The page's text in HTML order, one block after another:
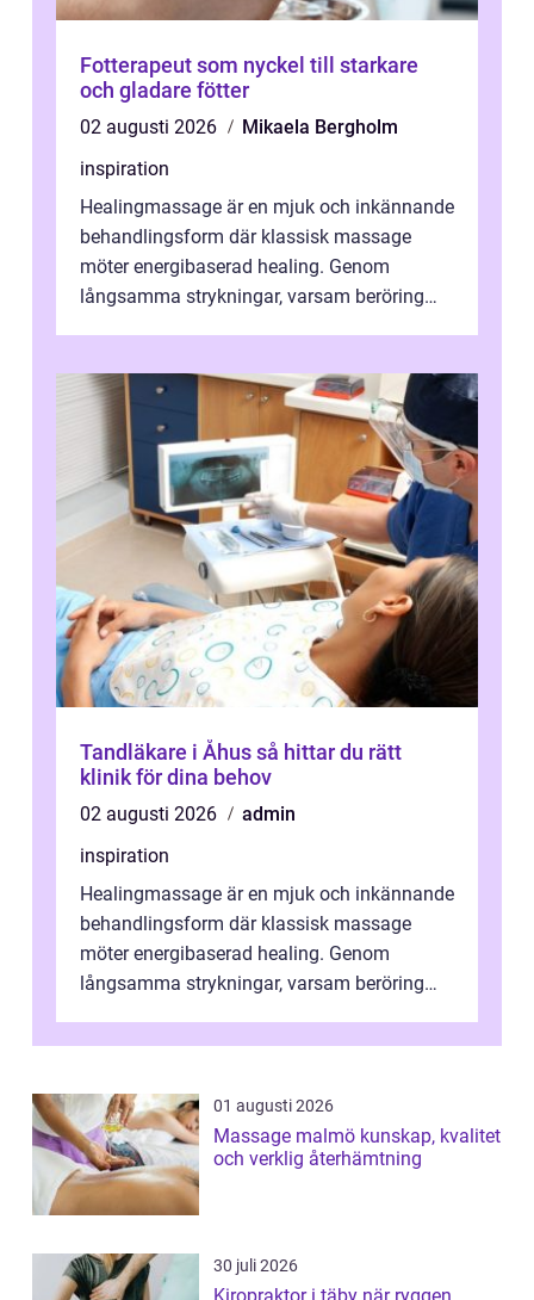
Fotterapeut som nyckel till starkare
och gladare fötter
02 augusti 2026
Mikaela Bergholm
inspiration
Healingmassage är en mjuk och inkännande
behandlingsform där klassisk massage
möter energibaserad healing. Genom
långsamma strykningar, varsam beröring
Tandläkare i Åhus så hittar du rätt
klinik för dina behov
02 augusti 2026
admin
inspiration
Healingmassage är en mjuk och inkännande
behandlingsform där klassisk massage
möter energibaserad healing. Genom
långsamma strykningar, varsam beröring
nervsys...
01 augusti 2026
Massage malmö kunskap, kvalitet
och verklig återhämtning
30 juli 2026